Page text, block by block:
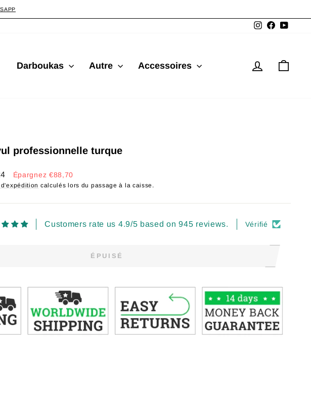
InstagramFacebook
Darboukas Autre Accessoires Se
professionnelle turque
Épargnez €88,70
calculés lors du passage à la caisse.
Customers rate us 4.9/5 based on 945 reviews. Vérifié
ÉPUISÉ